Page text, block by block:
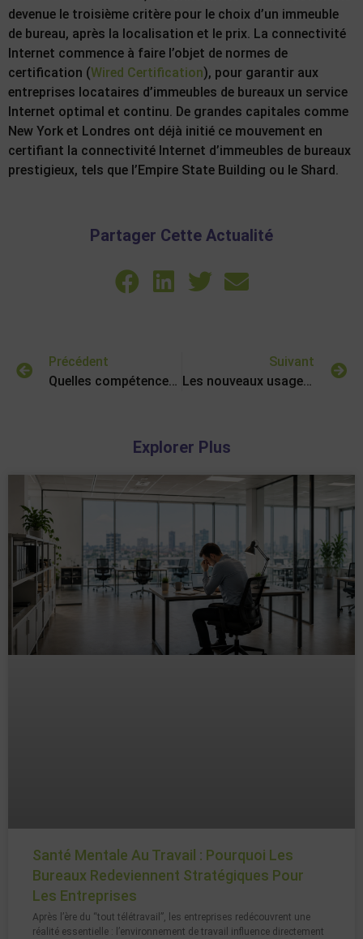
devenue le troisième critère pour le choix d’un immeuble
de bureau, après la localisation et le prix. La connectivité
Internet commence à faire l’objet de normes de
certification (Wired Certification), pour garantir aux
entreprises locataires d’immeubles de bureaux un service
Internet optimal et continu. De grandes capitales comme
New York et Londres ont déjà initié ce mouvement en
certifiant la connectivité Internet d’immeubles de bureaux
prestigieux, tels que l’Empire State Building ou le Shard.
Partager Cette Actualité
Précédent
Quelles compétences pour le travail en 2020 ?
Suivant
Les nouveaux usages de l’immobilier tertiaire
Explorer Plus
Santé Mentale Au Travail : Pourquoi Les
Bureaux Redeviennent Stratégiques Pour
Les Entreprises
Après l’ère du “tout télétravail”, les entreprises redécouvrent une
réalité essentielle : l’environnement de travail influence directement